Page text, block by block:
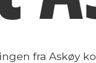
fra Askøy